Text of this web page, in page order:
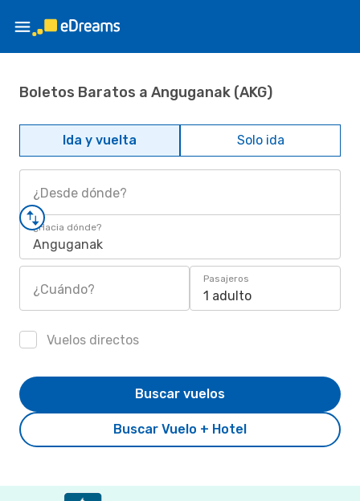
Boletos Baratos a Anguganak (AKG)
Ida y vuelta Solo ida
¿Desde dónde?
¿Hacia dónde?
Anguganak
¿Cuándo?
Pasajeros
1 adulto
Vuelos directos
Buscar Vuelo + Hotel
Buscar vuelos